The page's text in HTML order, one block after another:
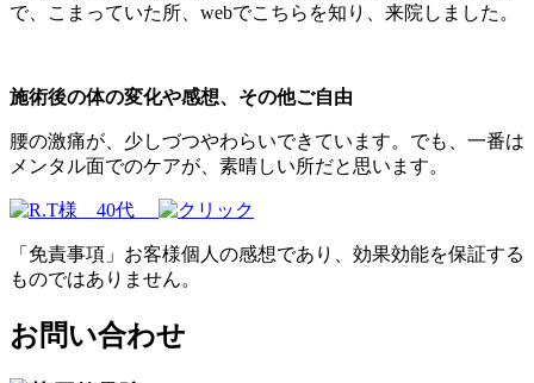
で、こまっていた所、webでこちらを知り、来院しました。
施術後の体の変化や感想、その他ご自由
腰の激痛が、少しづつやわらいできています。でも、一番は
メンタル面でのケアが、素晴しい所だと思います。
「免責事項」お客様個人の感想であり、効果効能を保証する
ものではありません。
お問い合わせ